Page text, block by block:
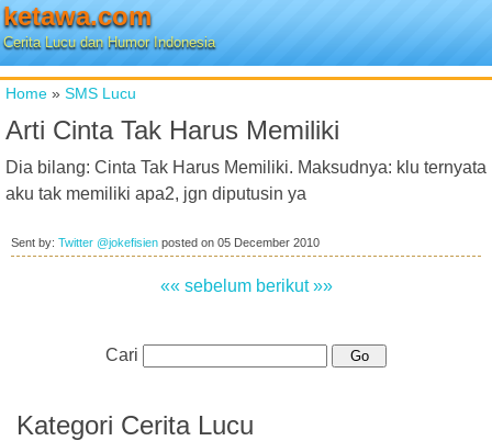
ketawa.com
Cerita Lucu dan Humor Indonesia
Home » SMS Lucu
Arti Cinta Tak Harus Memiliki
Dia bilang: Cinta Tak Harus Memiliki. Maksudnya: klu ternyata
aku tak memiliki apa2, jgn diputusin ya
Sent by: Twitter @jokefisien posted on 05 December 2010
«« sebelum berikut »»
Cari
Kategori Cerita Lucu